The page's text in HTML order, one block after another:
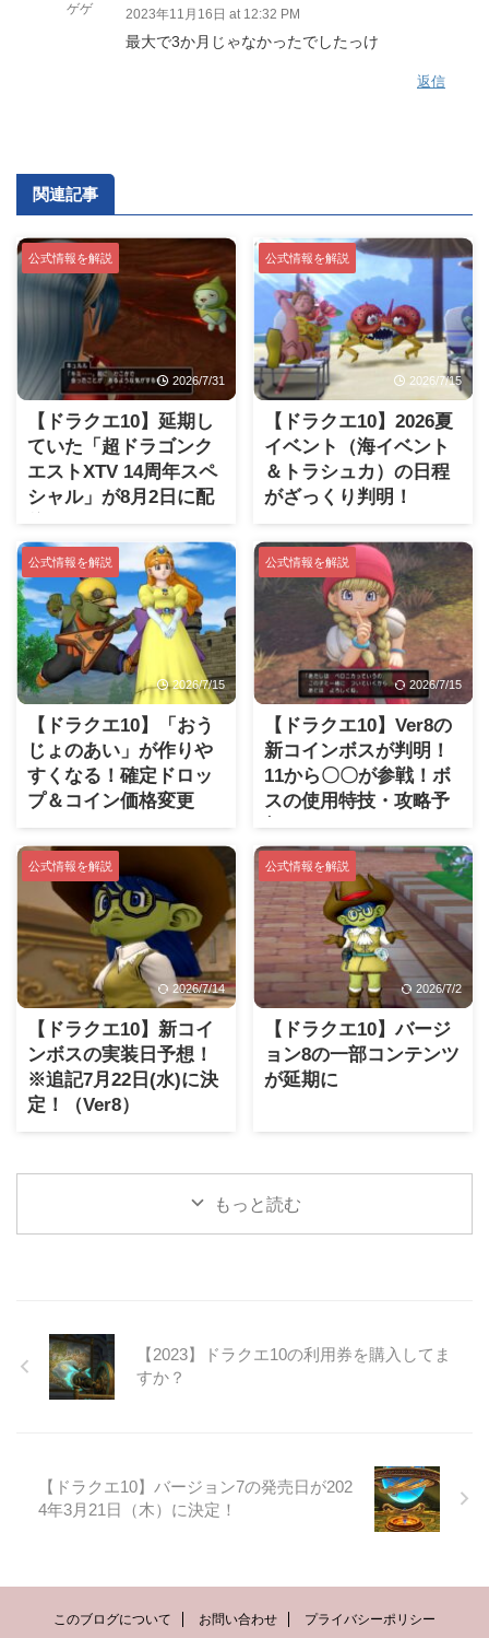
ゲゲ 2023年11月16日 at 12:32 PM
最大で3か月じゃなかったでしたっけ
返信
関連記事
公式情報を解説
2026/7/31
【ドラクエ10】延期し
ていた「超ドラゴンク
エストXTV 14周年スペ
シャル」が8月2日に配
信
公式情報を解説
2026/7/15
【ドラクエ10】2026夏
イベント（海イベント
＆トラシュカ）の日程
がざっくり判明！
公式情報を解説
2026/7/15
【ドラクエ10】「おう
じょのあい」が作りや
すくなる！確定ドロッ
プ＆コイン価格変更
(Ver8)
公式情報を解説
2026/7/15
【ドラクエ10】Ver8の
新コインボスが判明！
11から〇〇が参戦！ボ
スの使用特技・攻略予
想など
公式情報を解説
2026/7/14
【ドラクエ10】新コイ
ンボスの実装日予想！
※追記7月22日(水)に決
定！（Ver8）
公式情報を解説
2026/7/2
【ドラクエ10】バージ
ョン8の一部コンテンツ
が延期に
もっと読む
【2023】ドラクエ10の利用券を購入してま
すか？
【ドラクエ10】バージョン7の発売日が202
4年3月21日（木）に決定！
このブログについて お問い合わせ プライバシーポリシー